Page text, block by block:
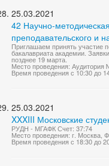
25.03.2021
42 Научно-
преподавательского и
Приглашаем принять участие
бакалавриата академии.
позднее 19 марта.
Место проведения:
Время проведения с 10:30 до
25.03.2021
XXXIII Московские
РУДН - МГАФК Счет: 37:74
Место проведения: г. Москва,
Время проведения с 18:30 до